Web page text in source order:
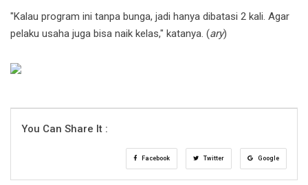
"Kalau program ini tanpa bunga, jadi hanya dibatasi 2 kali. Agar
pelaku usaha juga bisa naik kelas," katanya. (ary)
You Can Share It :
Facebook Twitter Google